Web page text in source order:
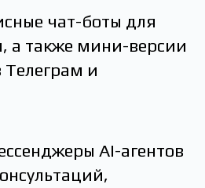
чат-боты для
а также мини-версии
и
AI-агентов